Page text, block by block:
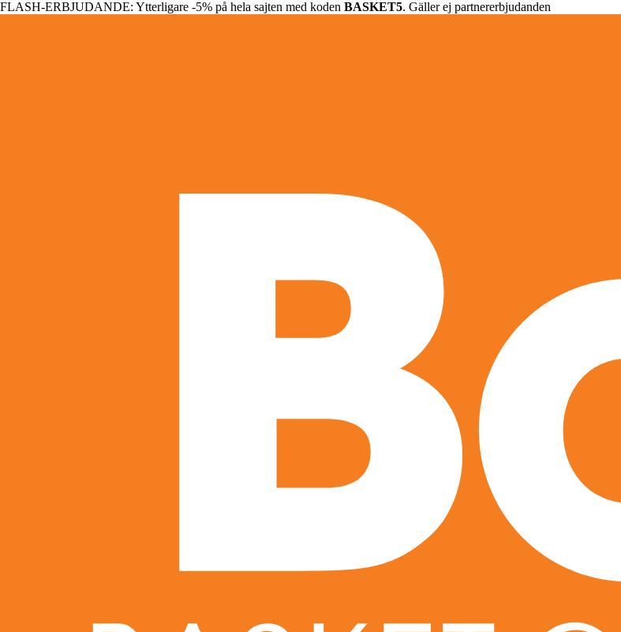
FLASH-ERBJUDANDE: Ytterligare -5% på hela sajten med koden BASKET5. Gäller ej partnererbjudanden